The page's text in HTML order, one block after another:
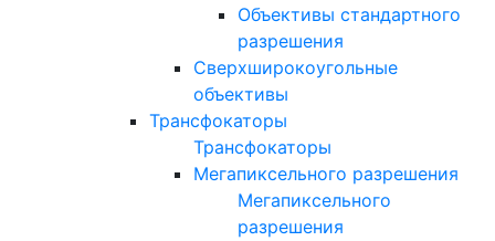
Объективы стандартного
разрешения
Сверхширокоугольные
объективы
Трансфокаторы
Трансфокаторы
Мегапиксельного разрешения
Мегапиксельного
разрешения